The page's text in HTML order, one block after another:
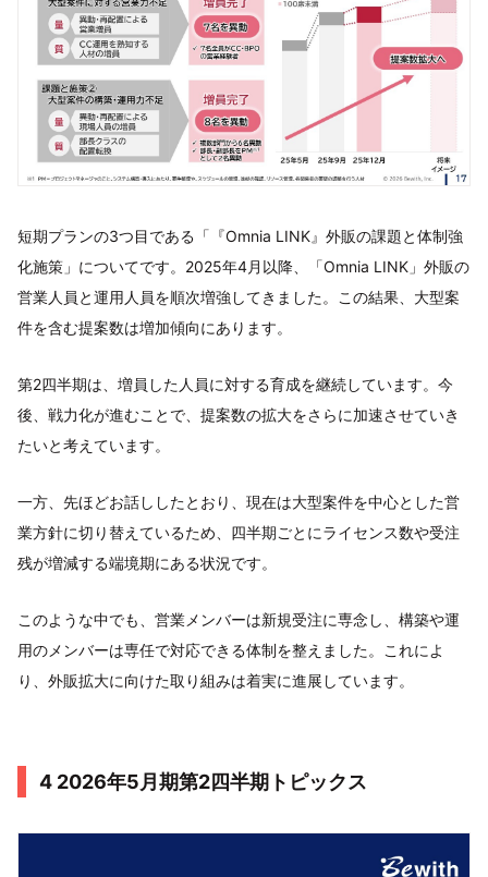
短期プランの3つ目である「『Omnia LINK』外販の課題と体制強
化施策」についてです。2025年4月以降、「Omnia LINK」外販の
営業人員と運用人員を順次増強してきました。この結果、大型案
件を含む提案数は増加傾向にあります。
第2四半期は、増員した人員に対する育成を継続しています。今
後、戦力化が進むことで、提案数の拡大をさらに加速させていき
たいと考えています。
一方、先ほどお話ししたとおり、現在は大型案件を中心とした営
業方針に切り替えているため、四半期ごとにライセンス数や受注
残が増減する端境期にある状況です。
このような中でも、営業メンバーは新規受注に専念し、構築や運
用のメンバーは専任で対応できる体制を整えました。これによ
り、外販拡大に向けた取り組みは着実に進展しています。
4 2026年5月期第2四半期トピックス